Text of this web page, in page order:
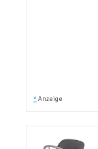
* Anzeige